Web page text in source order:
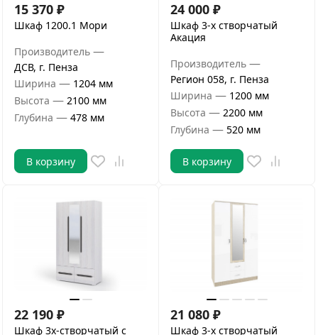
15 370 ₽
Шкаф 1200.1 Мори
Производитель —
ДСВ, г. Пенза
Ширина — 1204 мм
Высота — 2100 мм
Глубина — 478 мм
В корзину
24 000 ₽
Шкаф 3-х створчатый
Акация
Производитель —
Регион 058, г. Пенза
Ширина — 1200 мм
Высота — 2200 мм
Глубина — 520 мм
В корзину
22 190 ₽
Шкаф 3х-створчатый с
21 080 ₽
Шкаф 3-х створчатый